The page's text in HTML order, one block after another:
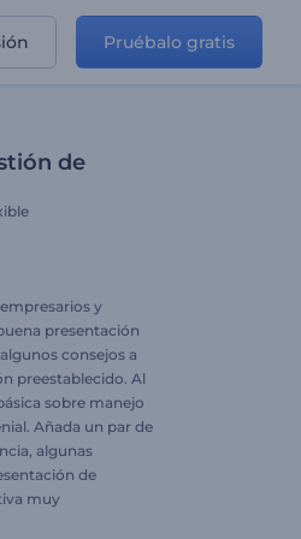
Pruébalo gratis
de
y
presentación
consejos a
preestablecido. Al
sobre manejo
Añada un par de
algunas
de
muy